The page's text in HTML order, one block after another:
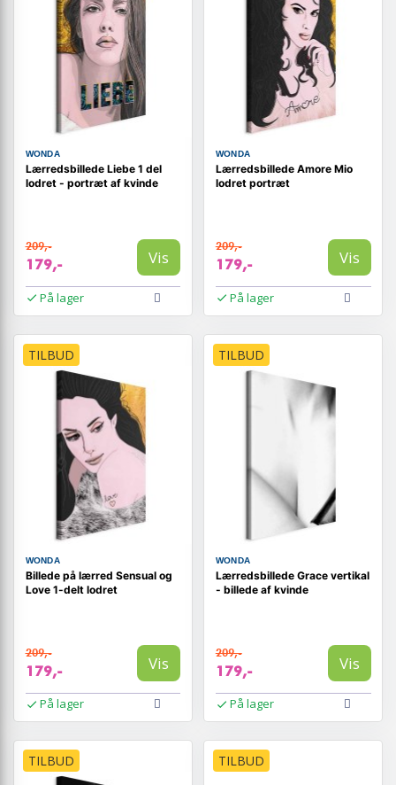
WONDA
Lærredsbillede Liebe 1 del
lodret - portræt af kvinde
209,-
179,- Vis
På lager
WONDA
Lærredsbillede Amore Mio
lodret portræt
209,-
179,- Vis
På lager
TILBUD
WONDA
Billede på lærred Sensual og
Love 1-delt lodret
209,-
179,- Vis
På lager
TILBUD
WONDA
Lærredsbillede Grace vertikal
- billede af kvinde
209,-
179,- Vis
På lager
TILBUD TILBUD